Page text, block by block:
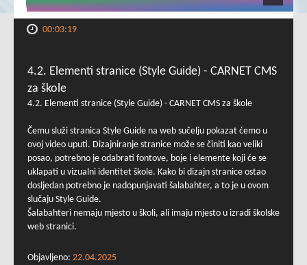
00:03:19
4.2. Elementi stranice (Style Guide) - CARNET CMS
za škole
4.2. Elementi stranice (Style Guide) - CARNET CMS za škole
Čemu služi stranica Style Guide na web sučelju pokazat ćemo u
ovoj video uputi. Dizajniranje stranice može se činiti kao veliki
posao, potrebno je odabrati fontove, boje i elemente koji će se
uklapati u vizualni identitet škole. Kako bi dizajn stranice ostao
dosljedan potrebno je nadopunjavati šalabahter, a to je u ovom
slučaju Style Guide.
Šalabahteri nemaju mjesto u školi, ali imaju mjesto u izradi školske
web stranici.
Objavljeno: 22.04.2025